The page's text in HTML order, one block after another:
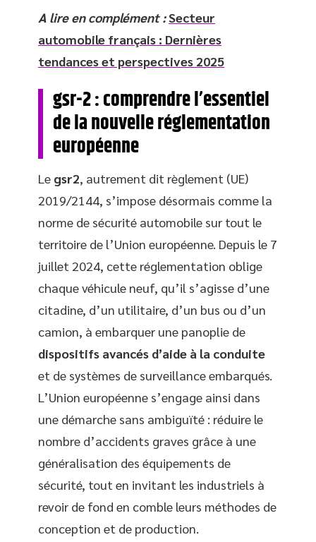
A lire en complément : Secteur
automobile français : Dernières
tendances et perspectives 2025
gsr-2 : comprendre l’essentiel
de la nouvelle réglementation
européenne
Le gsr2, autrement dit règlement (UE)
2019/2144, s’impose désormais comme la
norme de sécurité automobile sur tout le
territoire de l’Union européenne. Depuis le 7
juillet 2024, cette réglementation oblige
chaque véhicule neuf, qu’il s’agisse d’une
citadine, d’un utilitaire, d’un bus ou d’un
camion, à embarquer une panoplie de
dispositifs avancés d’aide à la conduite
et de systèmes de surveillance embarqués.
L’Union européenne s’engage ainsi dans
une démarche sans ambiguïté : réduire le
nombre d’accidents graves grâce à une
généralisation des équipements de
sécurité, tout en invitant les industriels à
revoir de fond en comble leurs méthodes de
conception et de production.